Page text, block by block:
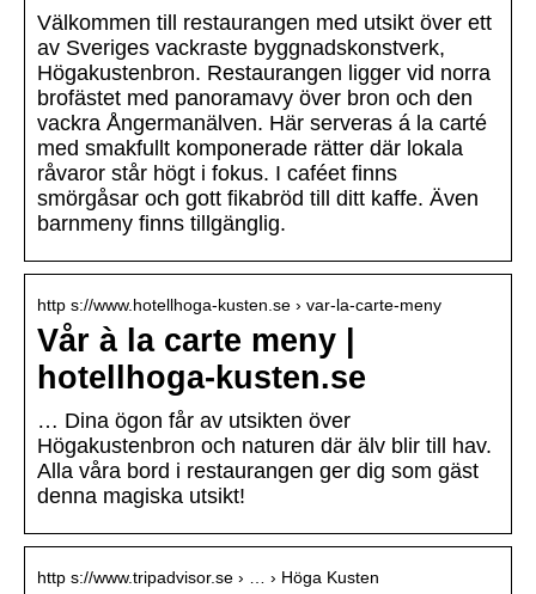
Välkommen till restaurangen med utsikt över ett
av Sveriges vackraste byggnadskonstverk,
Högakustenbron. Restaurangen ligger vid norra
brofästet med panoramavy över bron och den
vackra Ångermanälven. Här serveras á la carté
med smakfullt komponerade rätter där lokala
råvaror står högt i fokus. I caféet finns
smörgåsar och gott fikabröd till ditt kaffe. Även
barnmeny finns tillgänglig.
http s://www.hotellhoga-kusten.se › var-la-carte-meny
Vår à la carte meny |
hotellhoga-kusten.se
… Dina ögon får av utsikten över
Högakustenbron och naturen där älv blir till hav.
Alla våra bord i restaurangen ger dig som gäst
denna magiska utsikt!
http s://www.tripadvisor.se › … › Höga Kusten